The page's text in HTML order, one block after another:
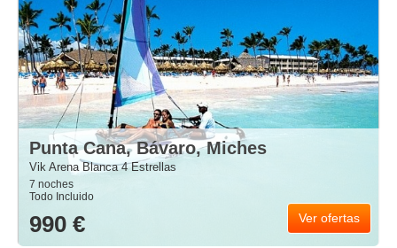
Punta Cana, Bávaro, Miches
Vik Arena Blanca 4 Estrellas
7 noches
Todo Incluido
990 € Ver ofertas